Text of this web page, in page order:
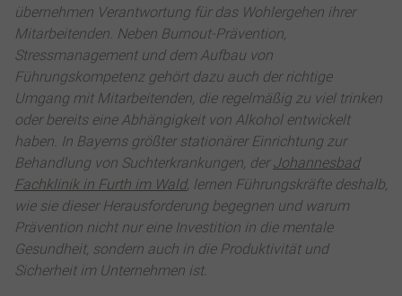
übernehmen Verantwortung für das Wohlergehen ihrer
Mitarbeitenden. Neben Burnout-Prävention,
Stressmanagement und dem Aufbau von
Führungskompetenz gehört dazu auch der richtige
Umgang mit Mitarbeitenden, die regelmäßig zu viel trinken
oder bereits eine Abhängigkeit von Alkohol entwickelt
haben. In Bayerns größter stationärer Einrichtung zur
Behandlung von Suchterkrankungen, derJohannesbad
Fachklinik in Furth im Wald, lernen Führungskräfte deshalb,
wie sie dieser Herausforderung begegnen und warum
Prävention nicht nur eine Investition in die mentale
Gesundheit, sondern auch in die Produktivität und
Sicherheit im Unternehmen ist.